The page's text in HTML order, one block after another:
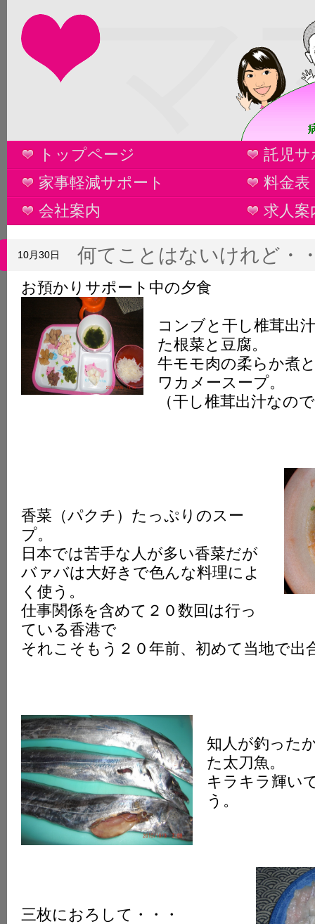
マ
トップページ
託児
家事軽減サポート
料金表
会社案内
求人案
何てことはないけれど・
10月30日
お預かりサポート中の夕食
コンブと干し椎茸出
た根菜と豆腐。
牛モモ肉の柔らか煮
ワカメースープ。
（干し椎茸出汁なの
香菜（パクチ）たっぷりのスー
プ。
日本では苦手な人が多い香菜だが
バァバは大好きで色んな料理によ
く使う。
仕事関係を含めて２０数回は行っ
ている香港で
それこそもう２０年前、初めて当地で出
知人が釣った
た太刀魚。
キラキラ輝い
う。
三枚におろして・・・